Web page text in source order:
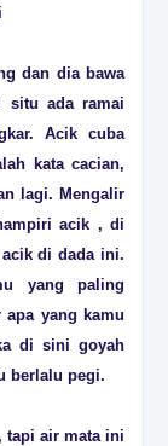
dan dia bawa
situ ada ramai
Acik cuba
kata cacian,
lagi. Mengalir
acik , di
di dada ini.
yang paling
yang kamu
di sini goyah
berlalu pegi.
tapi air mata ini